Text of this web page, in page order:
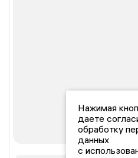
Нажимая
даете
обработку
данных
с